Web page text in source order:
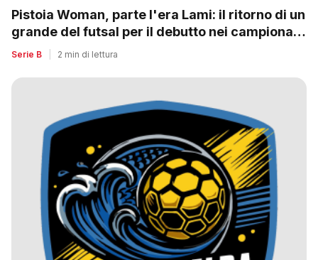
Pistoia Woman, parte l'era Lami: il ritorno di un
grande del futsal per il debutto nei campionati
nazionali
Serie B 2 min di lettura